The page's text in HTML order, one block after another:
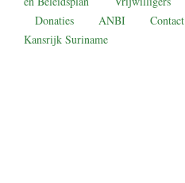
Donaties
ANBI Contact
Kansrijk Suriname